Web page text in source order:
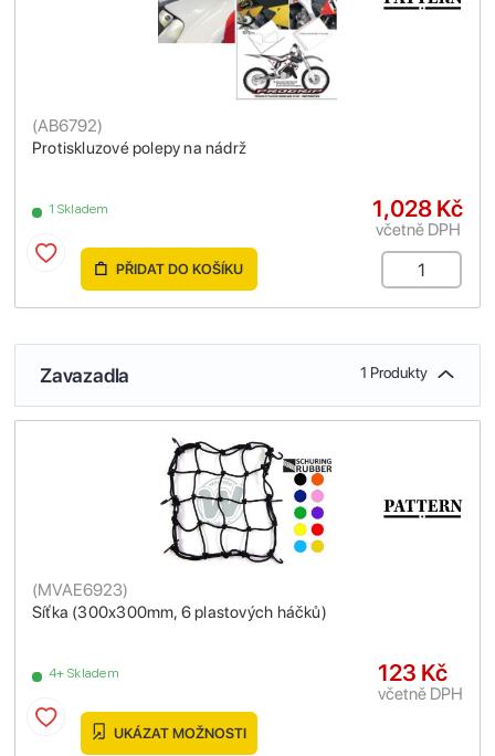
Protiskluzové polepy na nádrž
(AB6792)
1 Skladem 1,028 Kč
včetně DPH
PŘIDAT DO KOŠÍKU
Zavazadla 1 Produkty
Síťka (300x300mm, 6 plastových háčků)
(MVAE6923)
4+ Skladem 123 Kč
včetně DPH
UKÁZAT MOŽNOSTI